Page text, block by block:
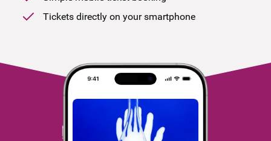
Tickets directly on your smartphone